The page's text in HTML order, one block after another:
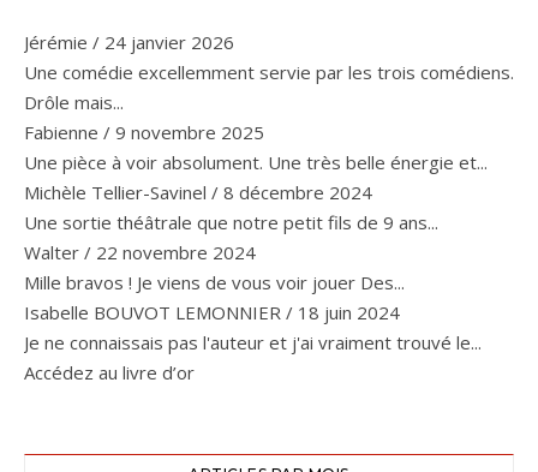
Jérémie / 24 janvier 2026
Une comédie excellemment servie par les trois comédiens.
Drôle mais...
Fabienne / 9 novembre 2025
Une pièce à voir absolument. Une très belle énergie et...
Michèle Tellier-Savinel / 8 décembre 2024
Une sortie théâtrale que notre petit fils de 9 ans...
Walter / 22 novembre 2024
Mille bravos ! Je viens de vous voir jouer Des...
Isabelle BOUVOT LEMONNIER / 18 juin 2024
Je ne connaissais pas l'auteur et j'ai vraiment trouvé le...
Accédez au livre d’or